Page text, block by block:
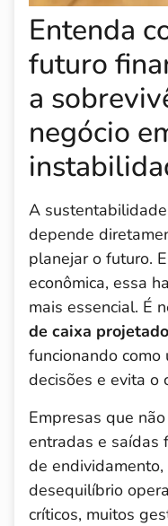
Entenda
futuro
a
negócio
A
depende
planejar o futuro.
econômica, essa
mais essencial. É
de caixa projetado
funcionando
decisões e evita o
Empresas que
entradas e saídas
de
desequilíbrio
críticos, muitos